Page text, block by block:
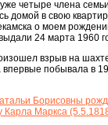
четыре члена
домой в свою
о моем
24 марта 1960
взрыв на
побывала в
Борисовны
Карла Маркса